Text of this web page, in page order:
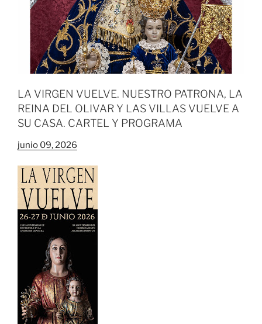
LA VIRGEN VUELVE. NUESTRO PATRONA, LA
REINA DEL OLIVAR Y LAS VILLAS VUELVE A
SU CASA. CARTEL Y PROGRAMA
junio 09, 2026